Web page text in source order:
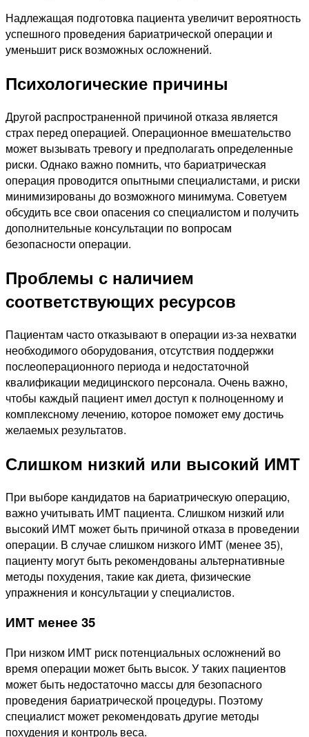
Надлежащая подготовка пациента увеличит вероятность
успешного проведения бариатрической операции и
уменьшит риск возможных осложнений.
Психологические причины
Другой распространенной причиной отказа является
страх перед операцией. Операционное вмешательство
может вызывать тревогу и предполагать определенные
риски. Однако важно помнить, что бариатрическая
операция проводится опытными специалистами, и риски
минимизированы до возможного минимума. Советуем
обсудить все свои опасения со специалистом и получить
дополнительные консультации по вопросам
безопасности операции.
Проблемы с наличием
соответствующих ресурсов
Пациентам часто отказывают в операции из-за нехватки
необходимого оборудования, отсутствия поддержки
послеоперационного периода и недостаточной
квалификации медицинского персонала. Очень важно,
чтобы каждый пациент имел доступ к полноценному и
комплексному лечению, которое поможет ему достичь
желаемых результатов.
Слишком низкий или высокий ИМТ
При выборе кандидатов на бариатрическую операцию,
важно учитывать ИМТ пациента. Слишком низкий или
высокий ИМТ может быть причиной отказа в проведении
операции. В случае слишком низкого ИМТ (менее 35),
пациенту могут быть рекомендованы альтернативные
методы похудения, такие как диета, физические
упражнения и консультации у специалистов.
ИМТ менее 35
При низком ИМТ риск потенциальных осложнений во
время операции может быть высок. У таких пациентов
может быть недостаточно массы для безопасного
проведения бариатрической процедуры. Поэтому
специалист может рекомендовать другие методы
похудения и контроль веса.